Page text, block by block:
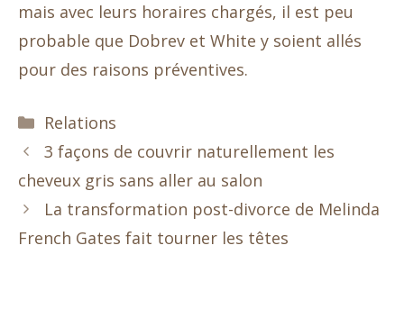
mais avec leurs horaires chargés, il est peu
probable que Dobrev et White y soient allés
pour des raisons préventives.
Catégories
Relations
3 façons de couvrir naturellement les
cheveux gris sans aller au salon
La transformation post-divorce de Melinda
French Gates fait tourner les têtes